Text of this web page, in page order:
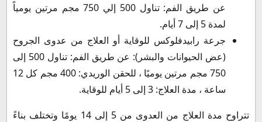
عن طريق الفم: تناول 500 إلي 750 مجم مرتين يومياً
لمدة 5 إلى 7 أيام.
جرعة رابيدفلوكس للوقاية أو العلاج من عدوى الجروح
(عض الحيوانات والبشر): عن طريق الفم: تناول 500 إلى
750 مجم مرتين يوميًا ، للحقن الوريدي: 400 مجم كل 12
ساعة ، مدة العلاج: 3 إلى 5 أيام للوقاية.
تتراوح مدة العلاج من العدوى من 5 إلى 14 يومًا وتختلف بناءً